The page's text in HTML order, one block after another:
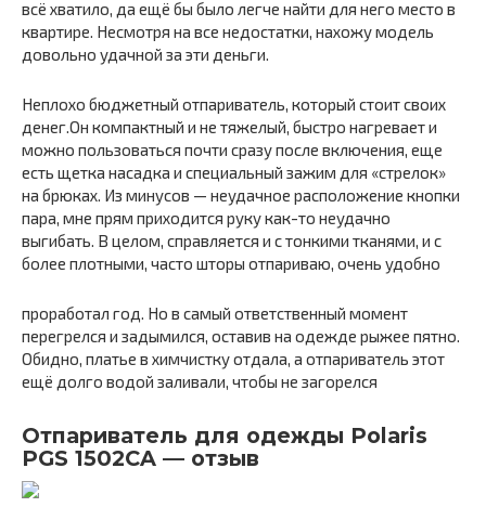
всё хватило, да ещё бы было легче найти для него место в
квартире. Несмотря на все недостатки, нахожу модель
довольно удачной за эти деньги.
Неплохо бюджетный отпариватель, который стоит своих
денег.Он компактный и не тяжелый, быстро нагревает и
можно пользоваться почти сразу после включения, еще
есть щетка насадка и специальный зажим для «стрелок»
на брюках. Из минусов — неудачное расположение кнопки
пара, мне прям приходится руку как-то неудачно
выгибать. В целом, справляется и с тонкими тканями, и с
более плотными, часто шторы отпариваю, очень удобно
проработал год. Но в самый ответственный момент
перегрелся и задымился, оставив на одежде рыжее пятно.
Обидно, платье в химчистку отдала, а отпариватель этот
ещё долго водой заливали, чтобы не загорелся
Отпариватель для одежды Polaris
PGS 1502CA — отзыв